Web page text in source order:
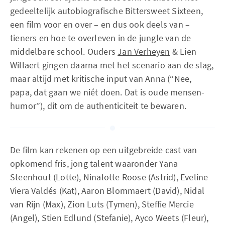
gedeeltelijk autobiografische Bittersweet Sixteen,
een film voor en over – en dus ook deels van –
tieners en hoe te overleven in de jungle van de
middelbare school. OudersJan Verheyen & Lien
Willaert gingen daarna met het scenario aan de slag,
maar altijd met kritische input van Anna (“Nee,
papa, dat gaan we niét doen. Dat is oude mensen-
humor”), dit om de authenticiteit te bewaren.
De film kan rekenen op een uitgebreide cast van
opkomend fris, jong talent waaronder Yana
Steenhout (Lotte), Ninalotte Roose (Astrid), Eveline
Viera Valdés (Kat), Aaron Blommaert (David), Nidal
van Rijn (Max), Zion Luts (Tymen), Steffie Mercie
(Angel), Stien Edlund (Stefanie), Ayco Weets (Fleur),